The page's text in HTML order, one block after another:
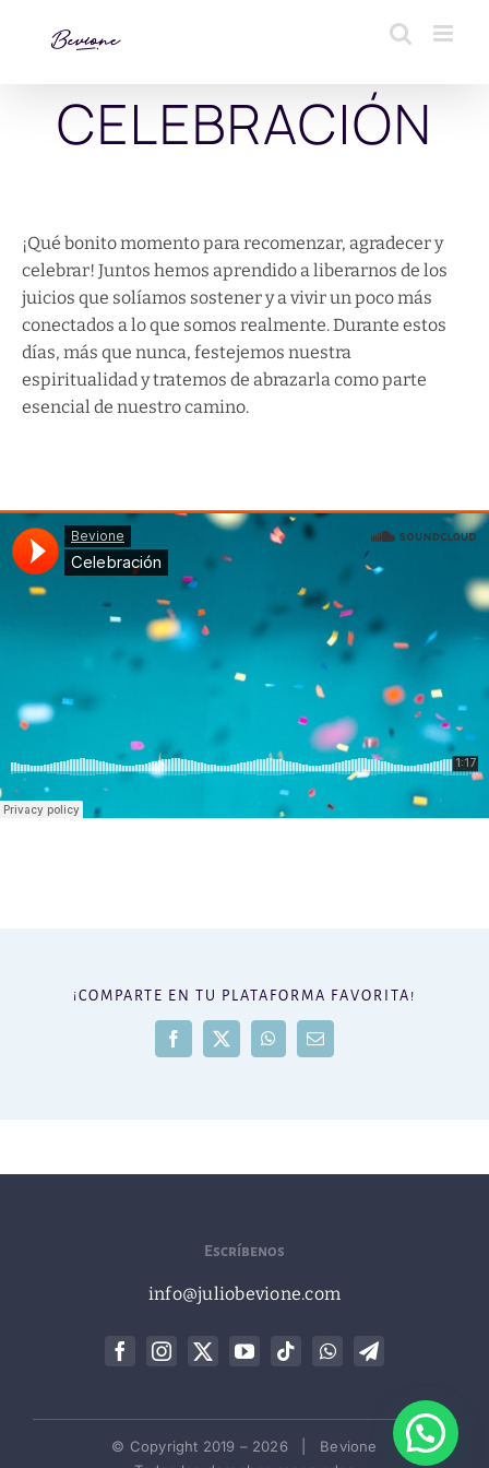
CELEBRACIÓN
¡Qué bonito momento para recomenzar, agradecer y
celebrar! Juntos hemos aprendido a liberarnos de los
juicios que solíamos sostener y a vivir un poco más
conectados a lo que somos realmente. Durante estos
días, más que nunca, festejemos nuestra
espiritualidad y tratemos de abrazarla como parte
esencial de nuestro camino.
¡COMPARTE EN TU PLATAFORMA FAVORITA!
Facebook
X WhatsAppCorreo
Escríbenos
info@juliobevione.com
© Copyright 2019 – 2026 | Bevione